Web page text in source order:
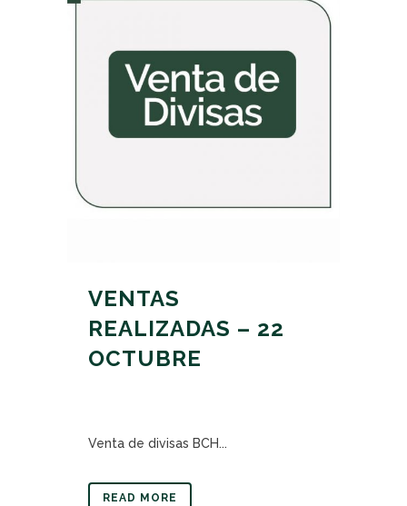
VENTAS
REALIZADAS – 22
OCTUBRE
Venta de divisas BCH...
READ MORE